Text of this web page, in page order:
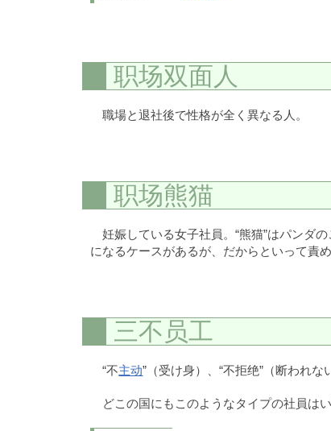
职场双面人
職場と退社後で性格が全く異なる人。
职场熊猫
妊娠している女子社員。“熊猫”はパンダ
になるケースがあるが、だからといって責
三不员工
“不主动”（受け身）、“不拒绝”（断われな
どこの国にもこのようなタイプの社員はい